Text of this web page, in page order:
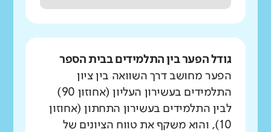
גודל הפער בין התלמידים בבית הספר
הפער מחושב דרך השוואה בין ציון
התלמידים בעשירון העליון (אחוזון 90)
לבין התלמידים בעשירון התחתון (אחוזון
10), והוא משקף את טווח הציונים של